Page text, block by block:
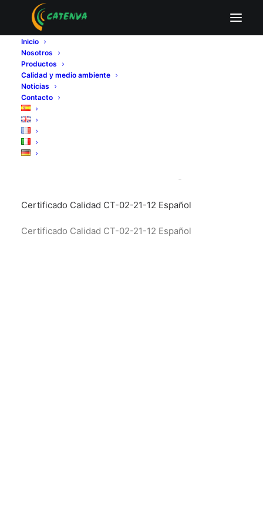
Inicio
Nosotros
Productos
Calidad y medio ambiente
Noticias
Contacto
Certificado Calidad CT-02-21-12 Español
Certificado Calidad
Certificado Calidad CT-02-21-12 Español
Certificado Calidad CT-02-21-12 Español